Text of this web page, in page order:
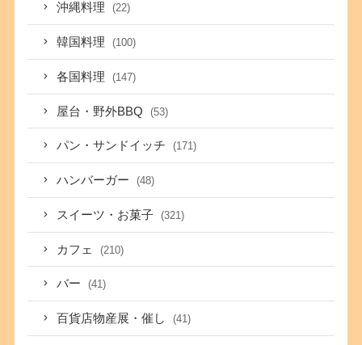
沖縄料理 (22)
韓国料理 (100)
各国料理 (147)
屋台・野外BBQ (53)
パン・サンドイッチ (171)
ハンバーガー (48)
スイーツ・お菓子 (321)
カフェ (210)
バー (41)
百貨店物産展・催し (41)